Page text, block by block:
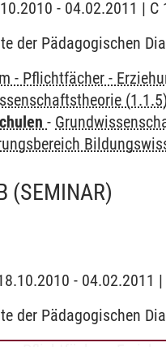
- 04.02.2011 | C
der Pädagogischen
- Pflichtfächer -
(1.1.5)
-
(SEMINAR)
- 04.02.2011 |
der Pädagogischen